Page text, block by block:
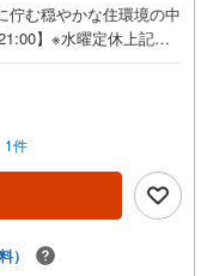
佇む穏やかな住環境の中
】※水曜定休上記時
場合は「室内・現地を
望の日時をご記入いた
です。◎現地のご案内
案内が可能 ※定休日を
細を丁寧にご説明いた
、ご指定の場所まで送
でなく住宅ローン・資
1件
）